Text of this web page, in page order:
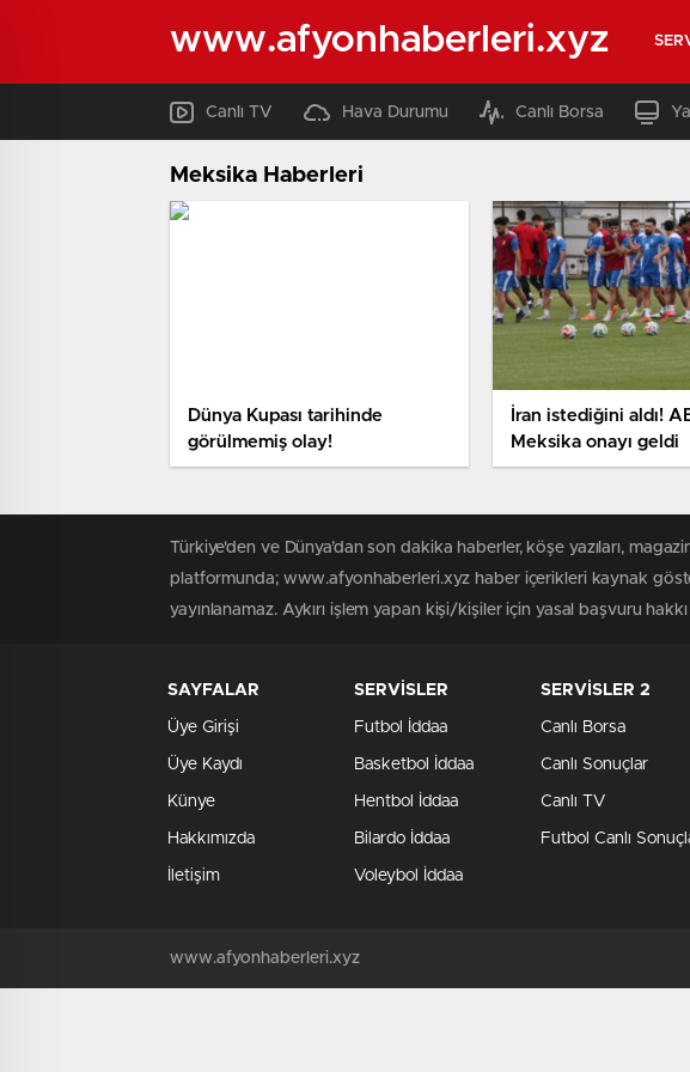
www.afyonhaberleri.xyz
Canlı TV Hava Durumu Canlı Borsa
Meksika Haberleri
Dünya Kupası tarihinde
görülmemiş olay!
İran istediğini aldı!
Meksika onayı geldi
Türkiye'den ve Dünya’dan son dakika haberler, köşe yazıları,
platformunda; www.afyonhaberleri.xyz haber içerikleri kaynak
yayınlanamaz. Aykırı işlem yapan kişi/kişiler için yasal başvuru
SAYFALAR
Üye Girişi
Üye Kaydı
Künye
Hakkımızda
İletişim
SERVİSLER
Futbol İddaa
Basketbol İddaa
Hentbol İddaa
Bilardo İddaa
Voleybol İddaa
SERVİSLER 2
Canlı Borsa
Canlı Sonuçlar
Canlı TV
Futbol Canlı
www.afyonhaberleri.xyz